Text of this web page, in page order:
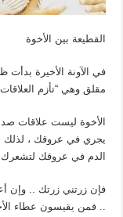
القطيعة بين الأخوة
في الآونة الأخيرة
مقلق وهي “تأزم
الأخوة ليست علاقات
يجري في عروقك ، لذلك
الدم في عروقك لتشعرك
فإن زرتني زرتك .. وإن
.. فمن يقيسون عطاء